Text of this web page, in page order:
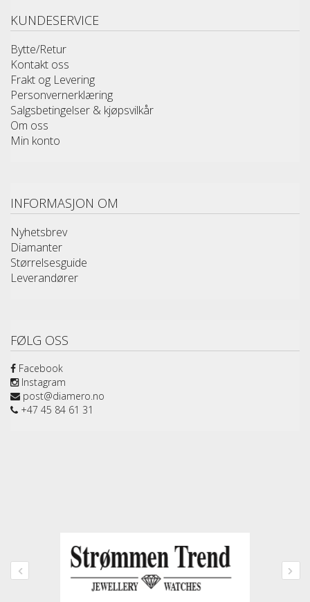
KUNDESERVICE
Bytte/Retur
Kontakt oss
Frakt og Levering
Personvernerklæring
Salgsbetingelser & kjøpsvilkår
Om oss
Min konto
INFORMASJON OM
Nyhetsbrev
Diamanter
Størrelsesguide
Leverandører
FØLG OSS
Facebook
Instagram
post@diamero.no
+47 45 84 61 31